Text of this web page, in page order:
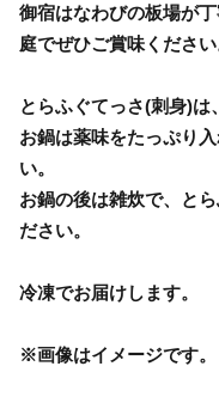
御宿はなわびの板場が
庭でぜひご賞味ください
とらふぐてっさ(刺身)は
お鍋は薬味をたっぷり
い。
お鍋の後は雑炊で、と
ださい。
冷凍でお届けします。
※画像はイメージです。